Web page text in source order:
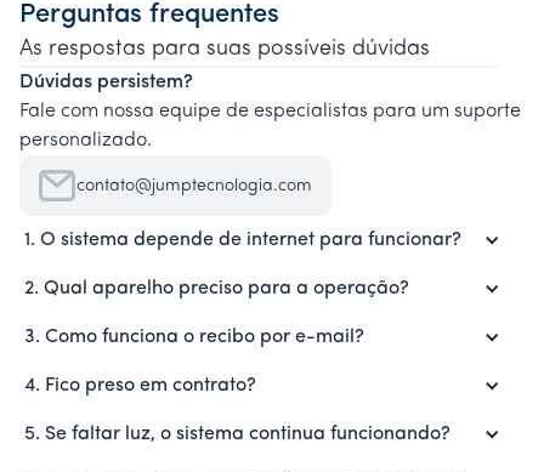
Perguntas frequentes
As respostas para suas possíveis dúvidas
Dúvidas persistem?
Fale com nossa equipe de especialistas para um suporte
personalizado.
contato@jumptecnologia.com
1. O sistema depende de internet para funcionar?
2. Qual aparelho preciso para a operação?
3. Como funciona o recibo por e-mail?
4. Fico preso em contrato?
5. Se faltar luz, o sistema continua funcionando?